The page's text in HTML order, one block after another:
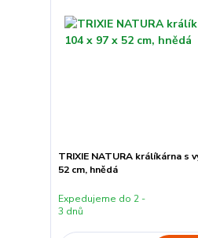
TRIXIE NATURA králíkárna s
52 cm, hnědá
Expedujeme do 2 -
3 dnů